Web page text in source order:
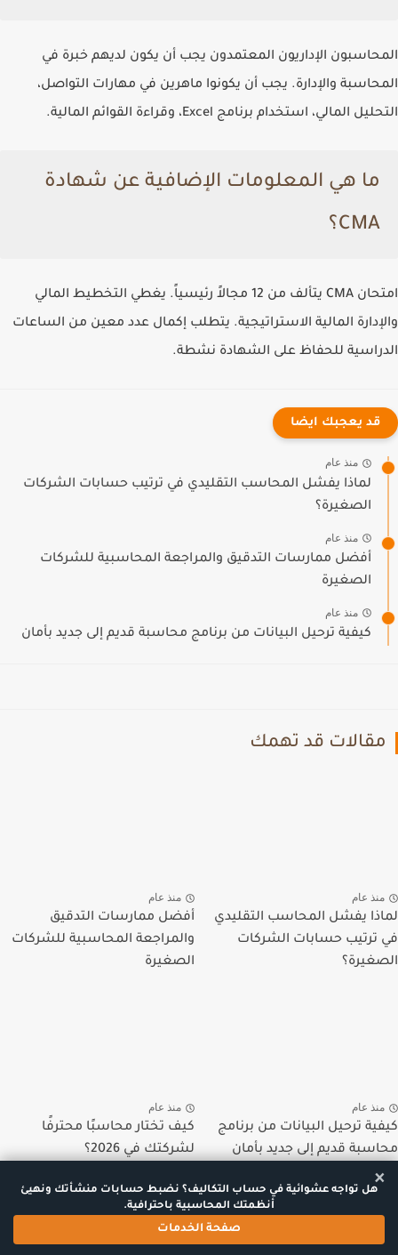
المحاسبون الإداريون المعتمدون يجب أن يكون لديهم خبرة في
المحاسبة والإدارة. يجب أن يكونوا ماهرين في مهارات التواصل،
التحليل المالي، استخدام برنامج Excel، وقراءة القوائم المالية.
ما هي المعلومات الإضافية عن شهادة
CMA؟
امتحان CMA يتألف من 12 مجالاً رئيسياً. يغطي التخطيط المالي
والإدارة المالية الاستراتيجية. يتطلب إكمال عدد معين من الساعات
الدراسية للحفاظ على الشهادة نشطة.
قد يعجبك ايضا
منذ عام
لماذا يفشل المحاسب التقليدي في ترتيب حسابات الشركات
الصغيرة؟
منذ عام
أفضل ممارسات التدقيق والمراجعة المحاسبية للشركات
الصغيرة
منذ عام
كيفية ترحيل البيانات من برنامج محاسبة قديم إلى جديد بأمان
مقالات قد تهمك
منذ عام
لماذا يفشل المحاسب التقليدي
في ترتيب حسابات الشركات
الصغيرة؟
منذ عام
أفضل ممارسات التدقيق
والمراجعة المحاسبية للشركات
الصغيرة
منذ عام
كيفية ترحيل البيانات من برنامج
محاسبة قديم إلى جديد بأمان
منذ عام
كيف تختار محاسبًا محترفًا
لشركتك في 2026؟
×
هل تواجه عشوائية في حساب التكاليف؟ نضبط حسابات منشأتك ونهيئ
أنظمتك المحاسبية باحترافية.
صفحة الخدمات